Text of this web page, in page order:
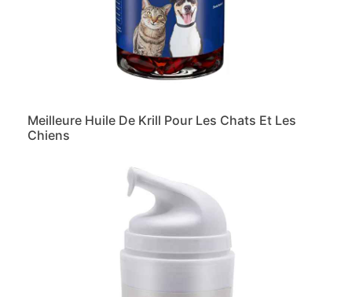
Meilleure Huile De Krill Pour Les Chats Et Les
Chiens